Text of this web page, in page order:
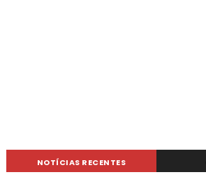
NOTÍCIAS RECENTES